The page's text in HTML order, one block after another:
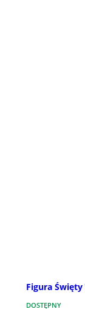
Figura
DOSTĘPNY